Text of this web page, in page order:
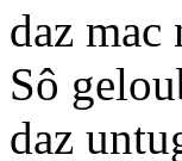
daz
Sô
daz